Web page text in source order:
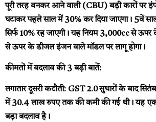
पूरी तरह बनकर आने वाली (CBU) बड़ी कारों पर
घटाकर पहले साल में 30% कर दिया जाएगा। 5वें
सिर्फ 10% रह जाएगी। यह नियम 3,000cc से
से ऊपर के डीजल इंजन वाले मॉडल पर लागू होगा।
कीमतों में बदलाव की 3 बड़ी बातें:
लगातार दूसरी कटौती: GST 2.0 सुधारों के बाद
में 30.4 लाख रुपए तक की कमी की गई थी। यह
बड़ा बदलाव है।